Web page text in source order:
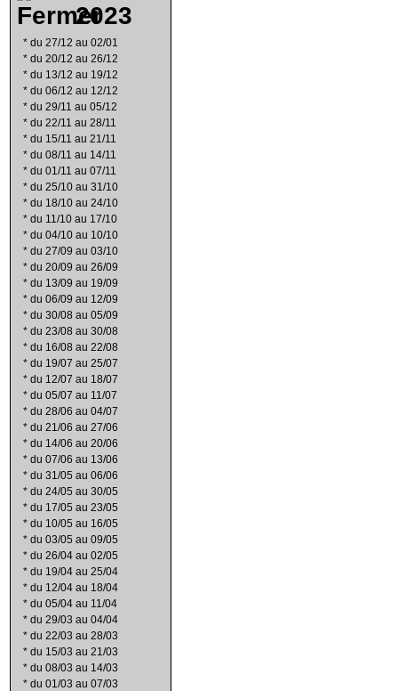
2023
* du 27/12 au 02/01
* du 20/12 au 26/12
* du 13/12 au 19/12
* du 06/12 au 12/12
* du 29/11 au 05/12
* du 22/11 au 28/11
* du 15/11 au 21/11
* du 08/11 au 14/11
* du 01/11 au 07/11
* du 25/10 au 31/10
* du 18/10 au 24/10
* du 11/10 au 17/10
* du 04/10 au 10/10
* du 27/09 au 03/10
* du 20/09 au 26/09
* du 13/09 au 19/09
* du 06/09 au 12/09
* du 30/08 au 05/09
* du 23/08 au 30/08
* du 16/08 au 22/08
* du 19/07 au 25/07
* du 12/07 au 18/07
* du 05/07 au 11/07
* du 28/06 au 04/07
* du 21/06 au 27/06
* du 14/06 au 20/06
* du 07/06 au 13/06
* du 31/05 au 06/06
* du 24/05 au 30/05
* du 17/05 au 23/05
* du 10/05 au 16/05
* du 03/05 au 09/05
* du 26/04 au 02/05
* du 19/04 au 25/04
* du 12/04 au 18/04
* du 05/04 au 11/04
* du 29/03 au 04/04
* du 22/03 au 28/03
* du 15/03 au 21/03
* du 08/03 au 14/03
* du 01/03 au 07/03